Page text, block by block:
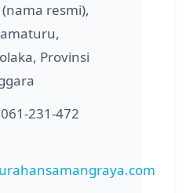
(nama resmi),
Provinsi
061-231-472